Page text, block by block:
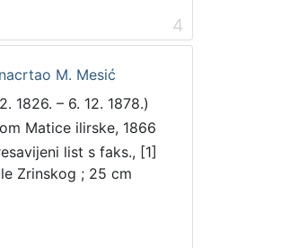
4
M. Mesić
1826. – 6. 12. 1878.)
Matice ilirske, 1866
list s faks., [1]
Zrinskog ; 25 cm